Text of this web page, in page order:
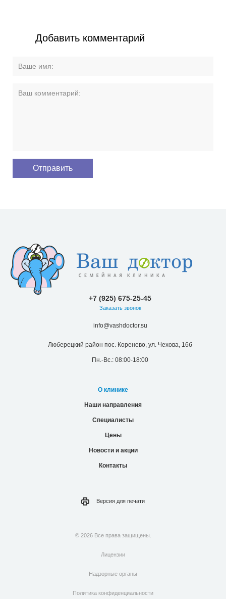
Добавить комментарий
+7 (925) 675-25-45
Заказать звонок
info@vashdoctor.su
Люберецкий район пос. Коренево, ул. Чехова, 16б
Пн.-Вс.: 08:00-18:00
О клинике
Наши направления
Специалисты
Цены
Новости и акции
Контакты
Версия для печати
© 2026 Все права защищены.
Лицензии
Надзорные органы
Политика конфиденциальности